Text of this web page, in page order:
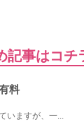
記事はコチ
料
いますが、一...